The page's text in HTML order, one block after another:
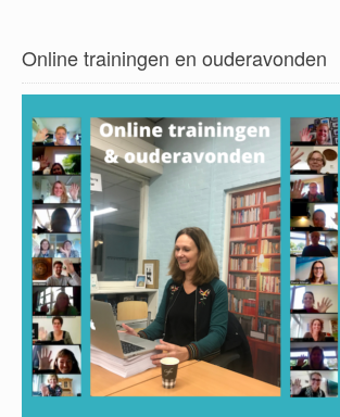
Online trainingen en ouderavonden